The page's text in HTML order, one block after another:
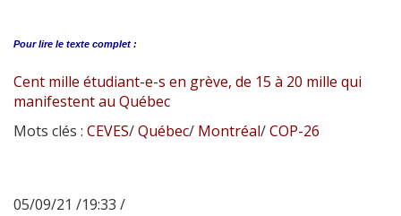
Pour lire le texte complet :
Cent mille étudiant-e-s en grève, de 15 à 20 mille qui
manifestent au Québec
Mots clés : CEVES/Québec/ Montréal/COP-26
05/09/21 /19:33 /